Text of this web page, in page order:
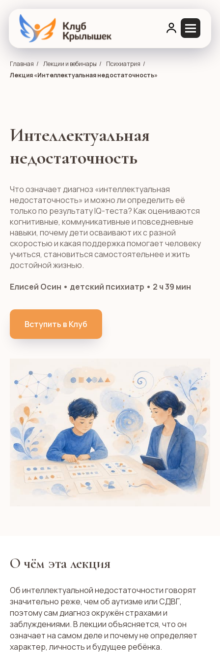
Главная / Лекции и вебинары / Психиатрия /
Лекция «Интеллектуальная недостаточность»
Интеллектуальная
недостаточность
Что означает диагноз «интеллектуальная
недостаточность» и можно ли определить её
только по результату IQ-теста? Как оцениваются
когнитивные, коммуникативные и повседневные
навыки, почему дети осваивают их с разной
скоростью и какая поддержка помогает человеку
учиться, становиться самостоятельнее и жить
достойной жизнью.
Елисей Осин • детский психиатр • 2 ч 39 мин
Вступить в Клуб
О чём эта лекция
Об интеллектуальной недостаточности говорят
значительно реже, чем об аутизме или СДВГ,
поэтому сам диагноз окружён страхами и
заблуждениями. В лекции объясняется, что он
означает на самом деле и почему не определяет
характер, личность и будущее ребёнка.